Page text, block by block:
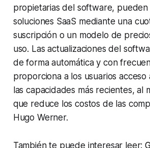
propietarias del software, pueden
soluciones SaaS mediante una
suscripción o un modelo de
uso. Las actualizaciones del
de forma automática y con
proporciona a los usuarios acceso
las capacidades más recientes, al
que reduce los costos de las
Hugo Werner.
También te puede interesar leer: